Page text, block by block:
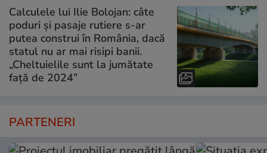
Calculele lui Ilie Bolojan: câte
poduri și pasaje rutiere s-ar
putea construi în România, dacă
statul nu ar mai risipi banii.
„Cheltuielile sunt la jumătate
faţă de 2024”
PARTENERI